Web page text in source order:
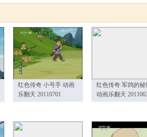
红色传奇 小号手 动画
乐翻天 20110701
红色传奇 军鸽的秘
动画乐翻天